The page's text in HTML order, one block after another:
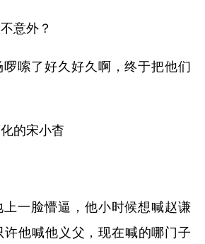
意外？
嗦了好久好久啊，终于把他们
的宋小杳
上一脸懵逼，他小时候想喊赵谦
许他喊他义父，现在喊的哪门子